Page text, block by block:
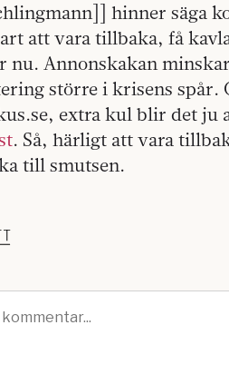
hinner säga
att vara tillbaka, få
nu. Annonskakan
större i krisens spår.
extra kul blir det ju
. Så, härligt att vara
till smutsen.